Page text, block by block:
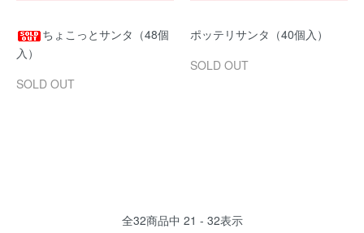
ちょこっとサンタ（48個
入）
SOLD OUT
ポッテリサンタ（40個入）
SOLD OUT
全32商品中 21 - 32表示